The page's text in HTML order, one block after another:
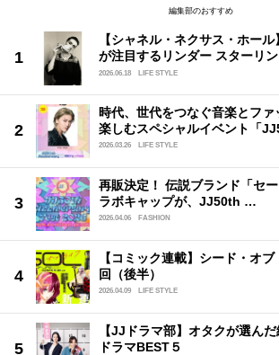
編集部のおすすめ
【シャネル・ネクサス・ホー
が注目するリンダー スターリ
2026.06.18
LIFE STYLE
時代、世代をつなぐ音楽とフ
楽しむスペシャルイベント「
2026.03.26 LIFE STYLE
再販決定！ 伝説ブランド「セ
ラボキャップが、JJ50th …
2026.04.06 FASHION
【コミック連載】シード・オ
回（後半）
2026.04.09 LIFE STYLE
【JJドラマ部】オタクが選ん
ドラマBEST５